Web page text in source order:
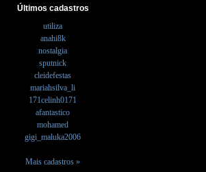
Últimos cadastros
utiliza
anahi8k
nostalgia
sputnick
cleidefestas
mariahsilva_li
171celinh0171
afantastico
mohamed
gigi_maluka2006
Mais cadastros »